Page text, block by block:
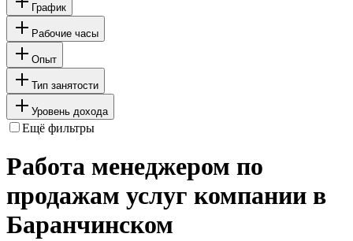
График
Рабочие часы
Опыт
Тип занятости
Уровень дохода
Ещё фильтры
Работа менеджером по
продажам услуг компании в
Баранчинском